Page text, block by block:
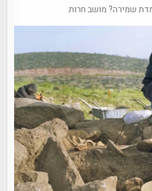
שמירה? מושב חרות